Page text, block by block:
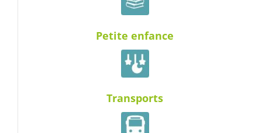
Petite enfance
Transports